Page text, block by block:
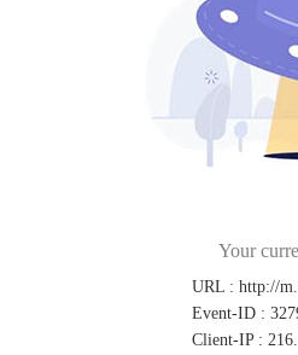
Your
URL : http://
Event-ID :
Client-IP :